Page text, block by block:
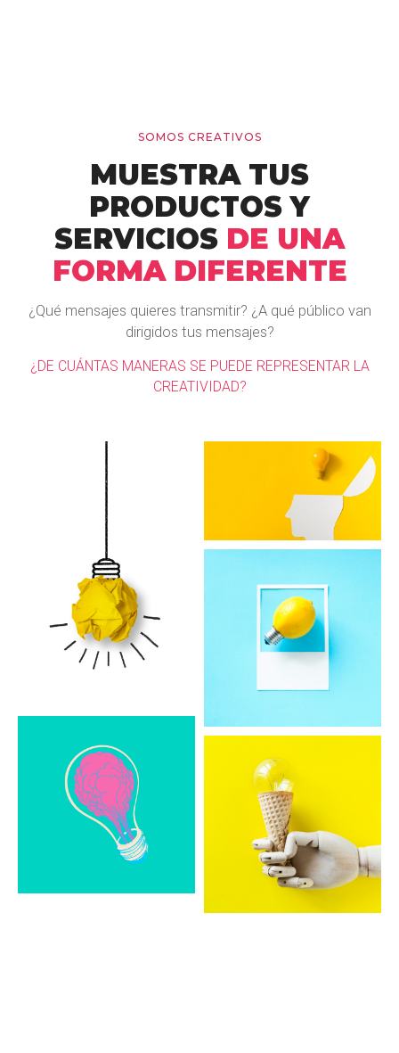
SOMOS CREATIVOS
MUESTRA TUS
PRODUCTOS Y
SERVICIOS DE UNA
FORMA DIFERENTE
¿Qué mensajes quieres transmitir? ¿A qué público van
dirigidos tus mensajes?
¿DE CUÁNTAS MANERAS SE PUEDE REPRESENTAR LA
CREATIVIDAD?